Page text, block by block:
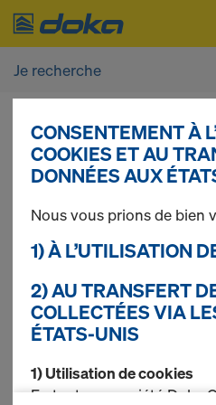
Vous pouvez afficher
après vous être
Loading
3 produits trouvés
Le plus recherché
CONSENTEMENT À
COOKIES ET AU
DONNÉES AUX
Nous vous prions de bien
1) À L’UTILISATION
2) AU TRANSFERT
COLLECTÉES VIA
ÉTATS-UNIS
1) Utilisation de cookies
En tant que société Doka